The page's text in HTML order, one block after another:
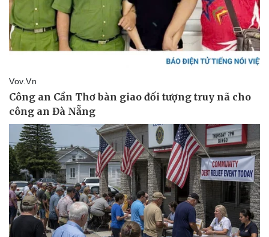
Pháp luật
Vụ án
Tin nóng
Tư vấn luật
Vũ khí
Phân tích